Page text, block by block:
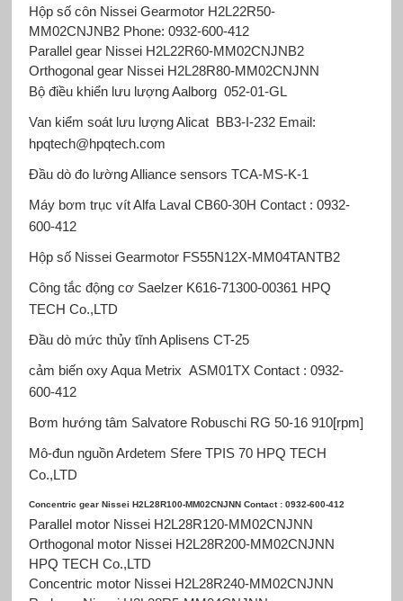
Hộp số côn Nissei Gearmotor H2L22R50-
MM02CNJNB2 Phone: 0932-600-412
Parallel gear Nissei H2L22R60-MM02CNJNB2
Orthogonal gear Nissei H2L28R80-MM02CNJNN
Bộ điều khiển lưu lượng Aalborg 052-01-GL
Van kiểm soát lưu lượng AlicatBB3-I-232 Email:
hpqtech@hpqtech.com
Đầu dò đo lường Alliance sensors TCA-MS-K-1
Máy bơm trục vít Alfa LavalCB60-30H Contact : 0932-
600-412
Hộp số Nissei GearmotorFS55N12X-MM04TANTB2
Công tắc động cơ SaelzerK616-71300-00361 HPQ
TECH Co.,LTD
Đầu dò mức thủy tĩnh Aplisens CT-25
cảm biến oxy Aqua Metrix ASM01TX Contact : 0932-
600-412
Bơm hướng tâm Salvatore RobuschiRG 50-16 910[rpm]
Mô-đun nguồn Ardetem SfereTPIS 70 HPQ TECH
Co.,LTD
Concentric gear Nissei H2L28R100-MM02CNJNN Contact : 0932-600-412
Parallel motor Nissei H2L28R120-MM02CNJNN
Orthogonal motor Nissei H2L28R200-MM02CNJNN
HPQ TECH Co.,LTD
Concentric motor Nissei H2L28R240-MM02CNJNN